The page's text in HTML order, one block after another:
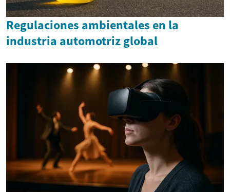
Regulaciones ambientales en la
industria automotriz global